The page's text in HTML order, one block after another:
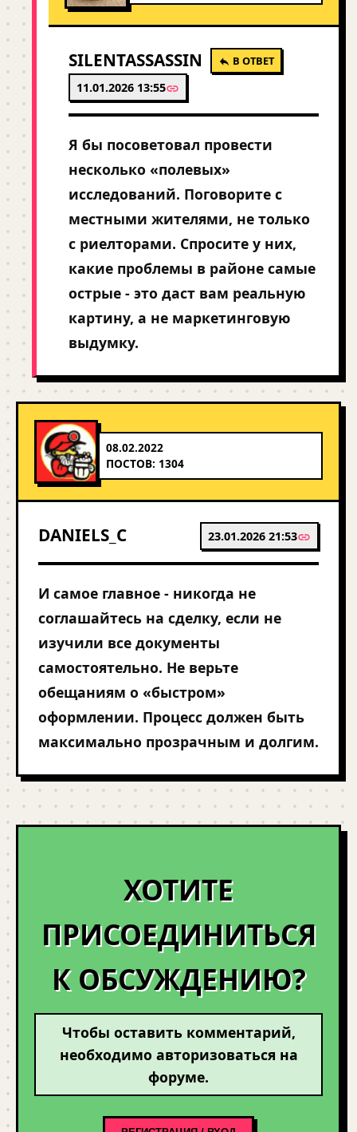
SILENTASSASSIN В ОТВЕТ
11.01.2026 13:55
Я бы посоветовал провести
несколько «полевых»
исследований. Поговорите с
местными жителями, не только
с риелторами. Спросите у них,
какие проблемы в районе самые
острые - это даст вам реальную
картину, а не маркетинговую
выдумку.
08.02.2022
ПОСТОВ: 1304
DANIELS_C 23.01.2026 21:53
И самое главное - никогда не
соглашайтесь на сделку, если не
изучили все документы
самостоятельно. Не верьте
обещаниям о «быстром»
оформлении. Процесс должен быть
максимально прозрачным и долгим.
ХОТИТЕ
ПРИСОЕДИНИТЬСЯ
К ОБСУЖДЕНИЮ?
Чтобы оставить комментарий,
необходимо авторизоваться на
форуме.